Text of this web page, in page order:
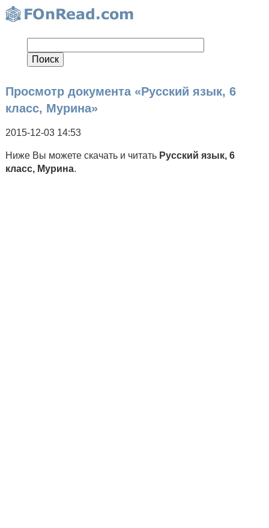
Просмотр документа «Русский язык, 6
класс, Мурина»
2015-12-03 14:53
Ниже Вы можете скачать и читать Русский язык, 6
класс, Мурина.